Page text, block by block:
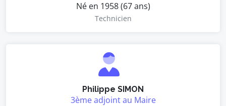
Né en 1958 (67 ans)
Technicien
Philippe SIMON
3ème adjoint au Maire